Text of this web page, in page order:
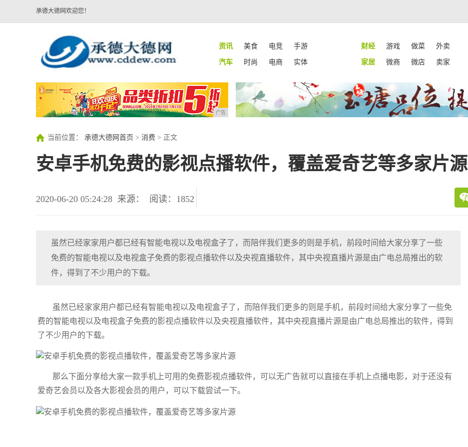
承德大德网欢迎您！
资讯 美食 电竞 手游 财经 游戏 做菜 外卖
汽车
时尚 电商 实体 家居 微商 微店 卖家
广告
当前位置： 承德大德网首页 > 消费 > 正文
安卓手机免费的影视点播软件，覆盖爱奇艺等多家片源
2020-06-20 05:24:28 来源： 阅读：1852
虽然已经家家用户都已经有智能电视以及电视盒子了，而陪伴我们更多的则是手机，前段时间给大家分享了一些
免费的智能电视以及电视盒子免费的影视点播软件以及央视直播软件，其中央视直播片源是由广电总局推出的软
件，得到了不少用户的下载。
虽然已经家家用户都已经有智能电视以及电视盒子了，而陪伴我们更多的则是手机，前段时间给大家分享了一些免
费的智能电视以及电视盒子免费的影视点播软件以及央视直播软件，其中央视直播片源是由广电总局推出的软件，得到
了不少用户的下载。
那么下面分享给大家一款手机上可用的免费影视点播软件，可以无广告就可以直接在手机上点播电影，对于还没有
爱奇艺会员以及各大影视会员的用户，可以下载尝试一下。